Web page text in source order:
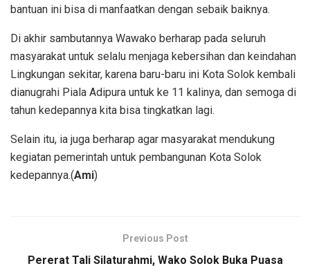
bantuan ini bisa di manfaatkan dengan sebaik baiknya.
Di akhir sambutannya Wawako berharap pada seluruh
masyarakat untuk selalu menjaga kebersihan dan keindahan
Lingkungan sekitar, karena baru-baru ini Kota Solok kembali
dianugrahi Piala Adipura untuk ke 11 kalinya, dan semoga di
tahun kedepannya kita bisa tingkatkan lagi.
Selain itu, ia juga berharap agar masyarakat mendukung
kegiatan pemerintah untuk pembangunan Kota Solok
kedepannya.(Ami)
Previous Post
Pererat Tali Silaturahmi, Wako Solok Buka Puasa